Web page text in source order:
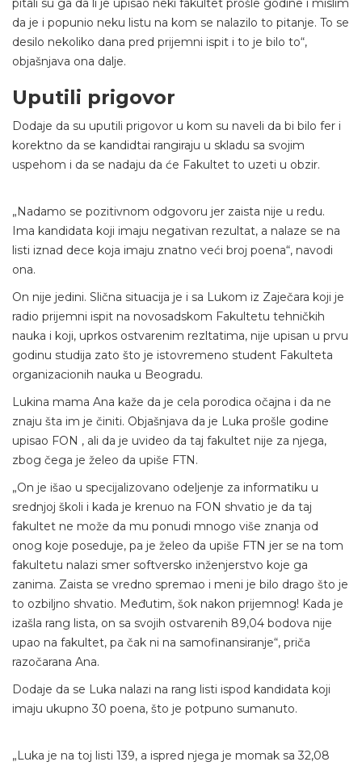
pitali su ga da li je upisao neki fakultet prošle godine i mislim
da je i popunio neku listu na kom se nalazilo to pitanje. To se
desilo nekoliko dana pred prijemni ispit i to je bilo to“,
objašnjava ona dalje.
Uputili prigovor
Dodaje da su uputili prigovor u kom su naveli da bi bilo fer i
korektno da se kandidtai rangiraju u skladu sa svojim
uspehom i da se nadaju da će Fakultet to uzeti u obzir.
„Nadamo se pozitivnom odgovoru jer zaista nije u redu.
Ima kandidata koji imaju negativan rezultat, a nalaze se na
listi iznad dece koja imaju znatno veći broj poena“, navodi
ona.
On nije jedini. Slična situacija je i sa Lukom iz Zaječara koji je
radio prijemni ispit na novosadskom Fakultetu tehničkih
nauka i koji, uprkos ostvarenim rezltatima, nije upisan u prvu
godinu studija zato što je istovremeno student Fakulteta
organizacionih nauka u Beogradu.
Lukina mama Ana kaže da je cela porodica očajna i da ne
znaju šta im je činiti. Objašnjava da je Luka prošle godine
upisao FON , ali da je uvideo da taj fakultet nije za njega,
zbog čega je želeo da upiše FTN.
„On je išao u specijalizovano odeljenje za informatiku u
srednjoj školi i kada je krenuo na FON shvatio je da taj
fakultet ne može da mu ponudi mnogo više znanja od
onog koje poseduje, pa je želeo da upiše FTN jer se na tom
fakultetu nalazi smer softversko inženjerstvo koje ga
zanima. Zaista se vredno spremao i meni je bilo drago što je
to ozbiljno shvatio. Međutim, šok nakon prijemnog! Kada je
izašla rang lista, on sa svojih ostvarenih 89,04 bodova nije
upao na fakultet, pa čak ni na samofinansiranje“, priča
razočarana Ana.
Dodaje da se Luka nalazi na rang listi ispod kandidata koji
imaju ukupno 30 poena, što je potpuno sumanuto.
„Luka je na toj listi 139, a ispred njega je momak sa 32,08